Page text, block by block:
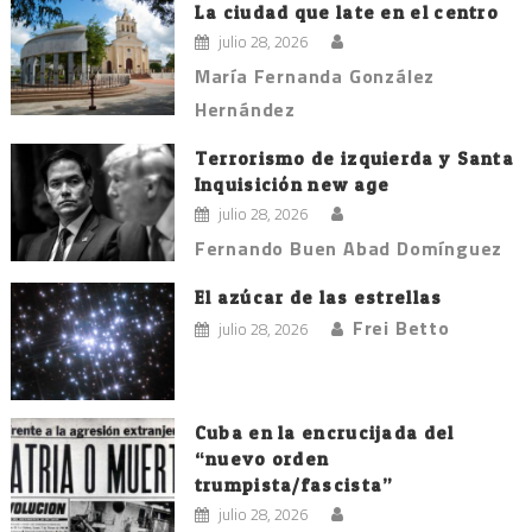
La ciudad que late en el centro
julio 28, 2026
María Fernanda González
Hernández
Terrorismo de izquierda y Santa
Inquisición new age
julio 28, 2026
Fernando Buen Abad Domínguez
El azúcar de las estrellas
julio 28, 2026 Frei Betto
Cuba en la encrucijada del
“nuevo orden
trumpista/fascista”
julio 28, 2026